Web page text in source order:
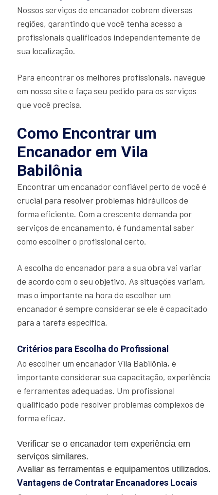
Nossos serviços de encanador cobrem diversas
regiões, garantindo que você tenha acesso a
profissionais qualificados independentemente de
sua localização.
Para encontrar os melhores profissionais, navegue
em nosso site e faça seu pedido para os serviços
que você precisa.
Como Encontrar um
Encanador em Vila
Babilônia
Encontrar um encanador confiável perto de você é
crucial para resolver problemas hidráulicos de
forma eficiente. Com a crescente demanda por
serviços de encanamento, é fundamental saber
como escolher o profissional certo.
A escolha do encanador para a sua obra vai variar
de acordo com o seu objetivo. As situações variam,
mas o importante na hora de escolher um
encanador é sempre considerar se ele é capacitado
para a tarefa específica.
Critérios para Escolha do Profissional
Ao escolher um encanador Vila Babilônia, é
importante considerar sua capacitação, experiência
e ferramentas adequadas. Um profissional
qualificado pode resolver problemas complexos de
forma eficaz.
Verificar se o encanador tem experiência em
serviços similares.
Avaliar as ferramentas e equipamentos utilizados.
Vantagens de Contratar Encanadores Locais